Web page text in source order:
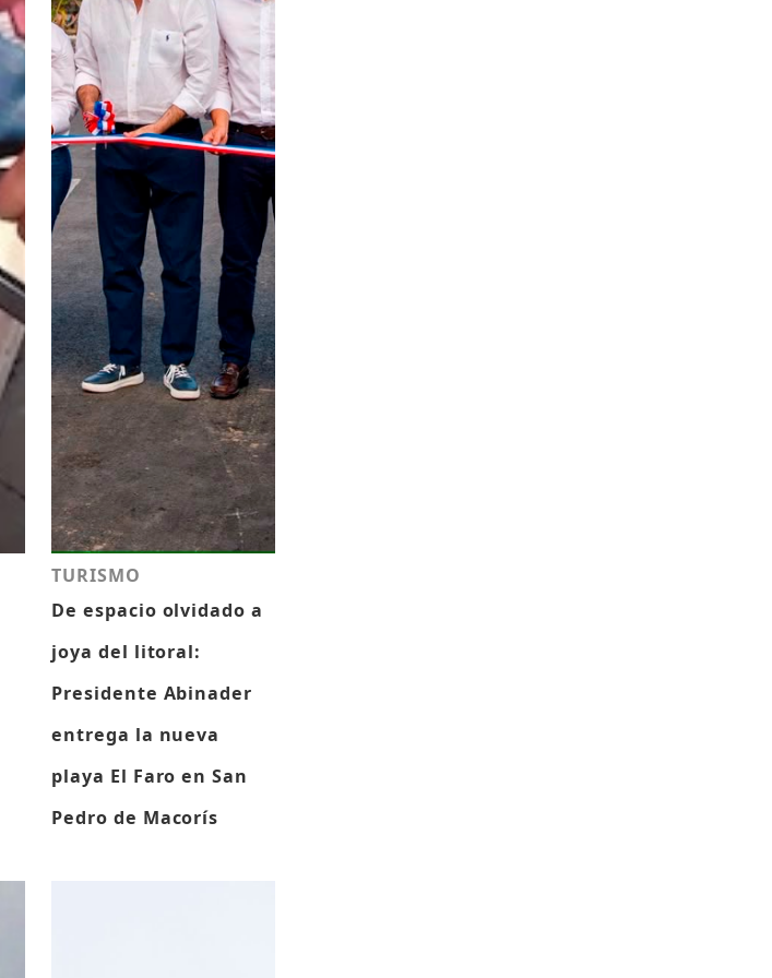
TURISMO
De espacio olvidado a
joya del litoral:
Presidente Abinader
entrega la nueva
playa El Faro en San
Pedro de Macorís